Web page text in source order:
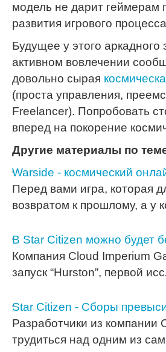
модель не дарит геймерам
развития игрового
Будущее у этого
активном вовлечении
довольно сырая
(проста управления,
Freelancer). Попробовать
вперед на покорение
Другие материалы по
Warside - космический
Перед вами игра, которая
возвратом к прошлому, а у
В Star Citizen можно будет
Компания Cloud Imperium
запуск “Hurston”, первой
Star Citizen - Сборы
Разработчики из
трудиться над одним из